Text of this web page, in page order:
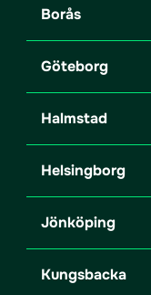
Borås
Göteborg
Halmstad
Helsingborg
Jönköping
Kungsbacka